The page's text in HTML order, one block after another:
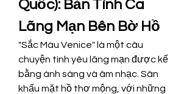
Quốc): Bản Tình Ca
Lãng Mạn Bên Bờ Hồ
"Sắc Màu Venice" là một câu
chuyện tình yêu lãng mạn được kể
bằng ánh sáng và âm nhạc. Sân
khấu mặt hồ thơ mộng, với những